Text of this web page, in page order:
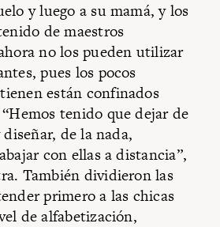
y luego a su mamá, y los
de maestros
no los pueden utilizar
pues los pocos
están confinados
tenido que dejar de
de la nada,
con ellas a distancia”,
También dividieron las
primero a las chicas
de alfabetización,